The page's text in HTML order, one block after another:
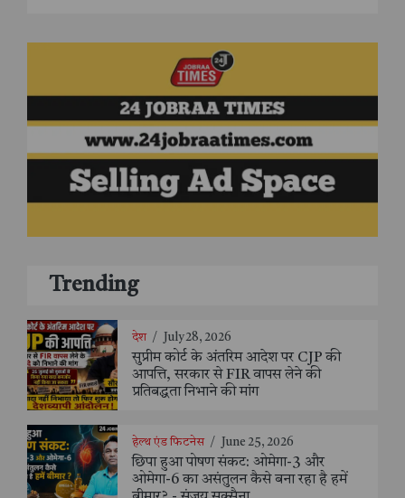
Trending
देश / July 28, 2026
सुप्रीम कोर्ट के अंतरिम आदेश पर CJP की
आपत्ति, सरकार से FIR वापस लेने की
प्रतिबद्धता निभाने की मांग
हेल्थ एंड फिटनेस / June 25, 2026
छिपा हुआ पोषण संकट: ओमेगा-3 और
ओमेगा-6 का असंतुलन कैसे बना रहा है हमें